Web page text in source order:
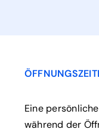
Eine
während der